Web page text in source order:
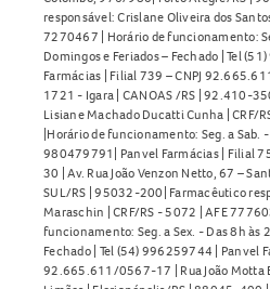
responsável: Crislane Oliveira dos
7270467 | Horário de funcionamento:
Domingos e Feriados – Fechado | Tel
Farmácias | Filial 739 – CNPJ
1721 - Igara | CANOAS /RS | 92.410-
Lisiane Machado Ducatti Cunha | CRF/
|Horário de funcionamento: Seg. a Sab.
980479791| Panvel Farmácias | Filial
30 | Av. Rua João Venzon Netto, 67 –
SUL/RS | 95032-200| Farmacêutico
Maraschin | CRF/RS - 5072 | AFE
funcionamento: Seg. a Sex. - Das 8h às
Fechado | Tel (54) 996259744 | Panvel
92.665.611/0567-17 | Rua João Motta